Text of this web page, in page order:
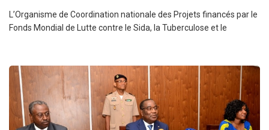
L’Organisme de Coordination nationale des Projets financés par le
Fonds Mondial de Lutte contre le Sida, la Tuberculose et le